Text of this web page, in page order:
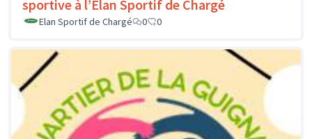
sportive à l’Élan Sportif de Chargé
Elan Sportif de Chargé 0 0